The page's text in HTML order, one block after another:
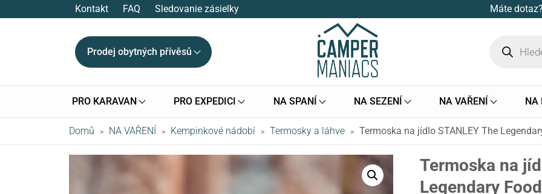
Kontakt FAQ Sledovanie zásielky Máte
Prodej obytných přívěsů
PRO KARAVAN PRO EXPEDICI NA SPANÍ NA SEZENÍ NA VAŘENÍ NA
Domů > NA VAŘENÍ > Kempinkové nádobí > Termosky a láhve > Termoska na jídlo STANLEY The
Termoska na
Legendary